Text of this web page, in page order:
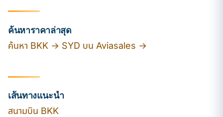
ค้นหาราคาล่าสุด
ค้นหา BKK → SYD บน Aviasales →
เส้นทางแนะนำ
สนามบิน BKK